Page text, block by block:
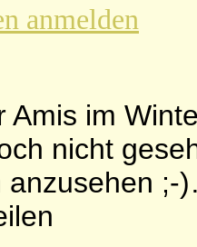
anmelden
Amis im
nicht
anzusehen